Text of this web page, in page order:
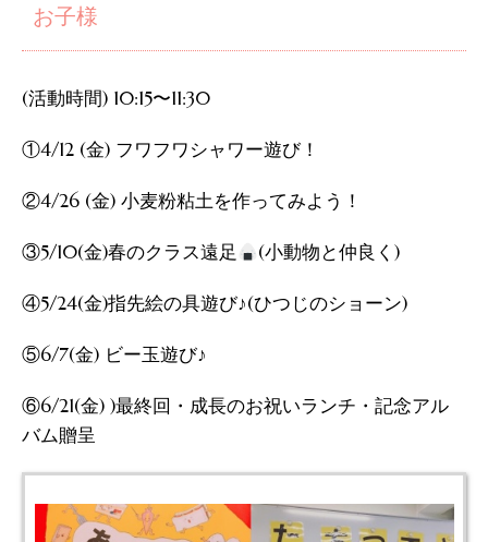
お子様
(活動時間) 10:15〜11:30
①4/12 (金) フワフワシャワー遊び！
②4/26 (金) 小麦粉粘土を作ってみよう！
③5/10(金)春のクラス遠足 (小動物と仲良く)
④5/24(金)指先絵の具遊び♪(ひつじのショーン)
⑤6/7(金) ビー玉遊び♪
⑥6/21(金) )最終回・成長のお祝いランチ・記念アル
バム贈呈